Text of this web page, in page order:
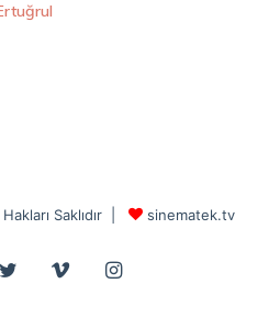
Saklıdır | sinematek.tv
Twitter VimeoInstagram